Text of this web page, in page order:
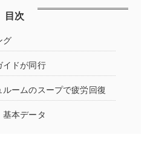
目次
グ
イドが同行
ルームのスープで疲労回復
本データ